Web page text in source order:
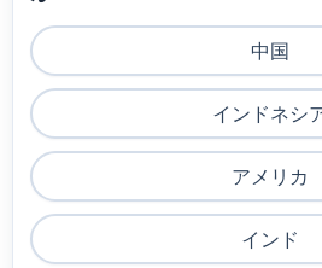
中国
インドネシ
アメリカ
インド